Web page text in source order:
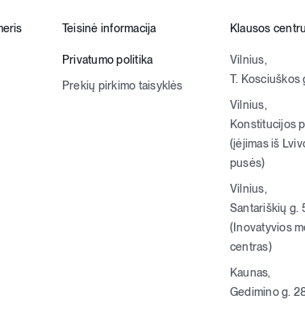
Teisinė informacija
Privatumo politika
Prekių pirkimo taisyklės
Klausos
Vilnius,
T. Kosciuškos
Vilnius,
Konstitucijos
(įėjimas iš
pusės)
Vilnius,
Santariškių g.
(Inovatyvios
centras)
Kaunas,
Gedimino g.